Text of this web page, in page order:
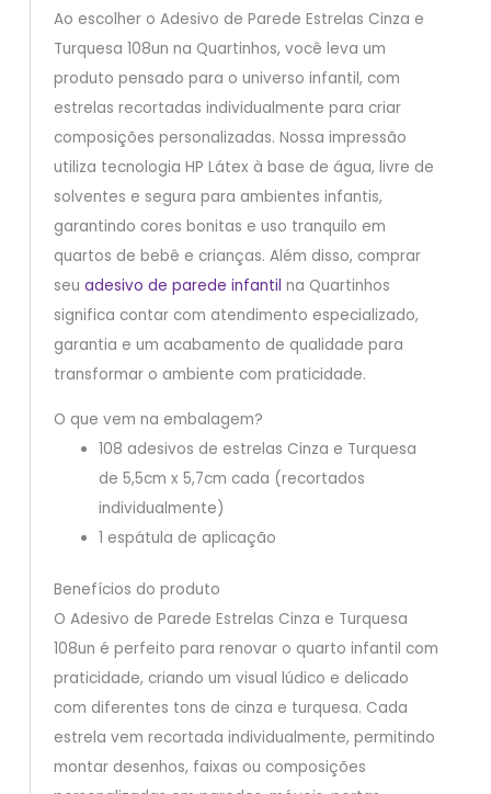
Ao escolher o Adesivo de Parede Estrelas Cinza e
Turquesa 108un na Quartinhos, você leva um
produto pensado para o universo infantil, com
estrelas recortadas individualmente para criar
composições personalizadas. Nossa impressão
utiliza tecnologia HP Látex à base de água, livre de
solventes e segura para ambientes infantis,
garantindo cores bonitas e uso tranquilo em
quartos de bebê e crianças. Além disso, comprar
seu adesivo de parede infantil na Quartinhos
significa contar com atendimento especializado,
garantia e um acabamento de qualidade para
transformar o ambiente com praticidade.
O que vem na embalagem?
108 adesivos de estrelas Cinza e Turquesa
de 5,5cm x 5,7cm cada (recortados
individualmente)
1 espátula de aplicação
Benefícios do produto
O Adesivo de Parede Estrelas Cinza e Turquesa
108un é perfeito para renovar o quarto infantil com
praticidade, criando um visual lúdico e delicado
com diferentes tons de cinza e turquesa. Cada
estrela vem recortada individualmente, permitindo
montar desenhos, faixas ou composições